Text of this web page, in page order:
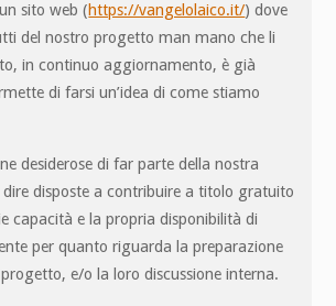
sito web (https://vangelolaico.it/) dove
del nostro progetto man mano che li
in continuo aggiornamento, è già
di farsi un’idea di come stiamo
desiderose di far parte della nostra
disposte a contribuire a titolo gratuito
capacità e la propria disponibilità di
per quanto riguarda la preparazione
e/o la loro discussione interna.